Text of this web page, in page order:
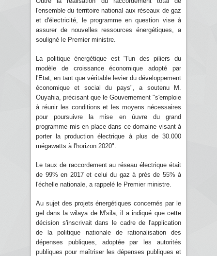
l'ensemble du territoire national aux réseaux de gaz
et d'électricité, le programme en question vise à
assurer de nouvelles ressources énergétiques, a
souligné le Premier ministre.
La politique énergétique est "l'un des piliers du
modèle de croissance économique adopté par
l'Etat, en tant que véritable levier du développement
économique et social du pays", a soutenu M.
Ouyahia, précisant que le Gouvernement "s'emploie
à réunir les conditions et les moyens nécessaires
pour poursuivre la mise en úuvre du grand
programme mis en place dans ce domaine visant à
porter la production électrique à plus de 30.000
mégawatts à l'horizon 2020".
Le taux de raccordement au réseau électrique était
de 99% en 2017 et celui du gaz à près de 55% à
l'échelle nationale, a rappelé le Premier ministre.
Au sujet des projets énergétiques concernés par le
gel dans la wilaya de M'sila, il a indiqué que cette
décision s'inscrivait dans le cadre de l'application
de la politique nationale de rationalisation des
dépenses publiques, adoptée par les autorités
publiques pour maîtriser les dépenses publiques et